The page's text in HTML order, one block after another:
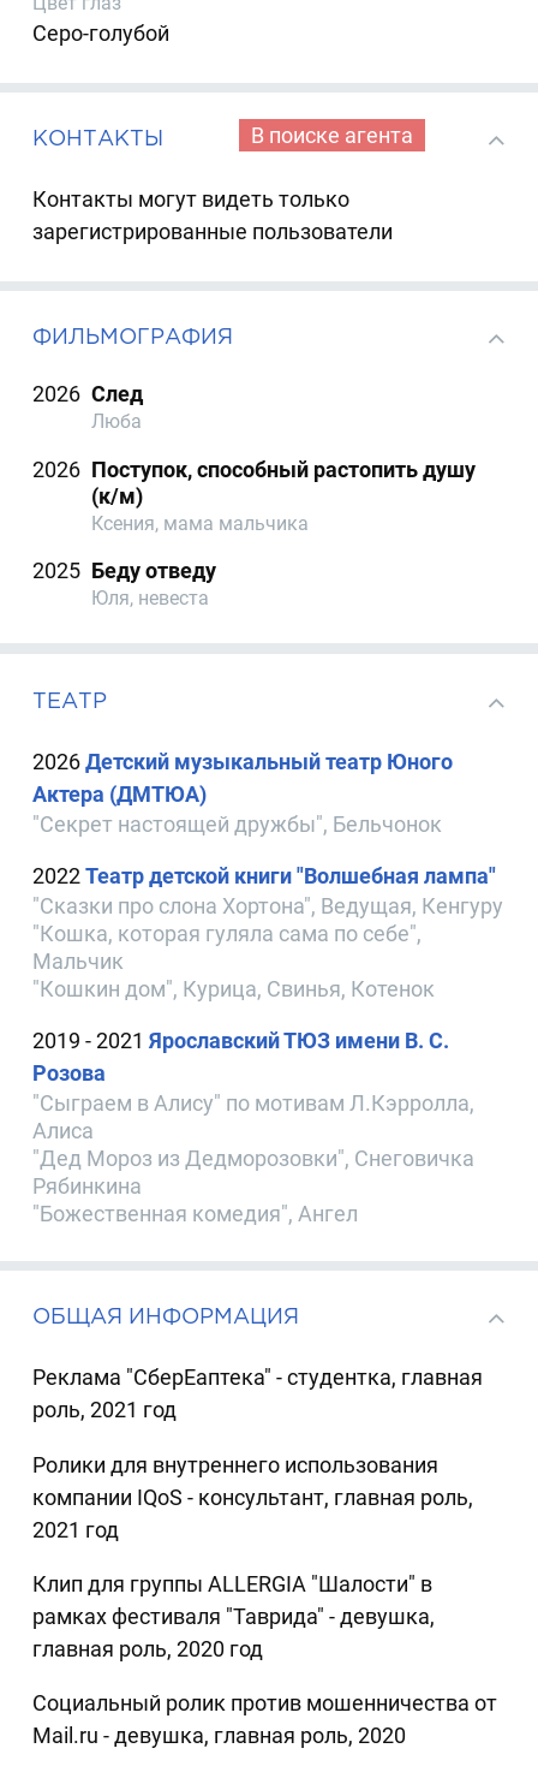
Серо-голубой
КОНТАКТЫ В поиске агента
Контакты могут видеть только
зарегистрированные пользователи
ФИЛЬМОГРАФИЯ
2026 След
Люба
2026 Поступок, способный растопить душу
(к/м)
Ксения, мама мальчика
2025 Беду отведу
Юля, невеста
ТЕАТР
2026Детский музыкальный театр Юного
Актера (ДМТЮА)
"Секрет настоящей дружбы", Бельчонок
2022Театр детской книги "Волшебная лампа"
"Сказки про слона Хортона", Ведущая, Кенгуру
"Кошка, которая гуляла сама по себе",
Мальчик
"Кошкин дом", Курица, Свинья, Котенок
2019 - 2021Ярославский ТЮЗ имени В. С.
Розова
"Сыграем в Алису" по мотивам Л.Кэрролла,
Алиса
"Дед Мороз из Дедморозовки", Снеговичка
Рябинкина
"Божественная комедия", Ангел
ОБЩАЯ ИНФОРМАЦИЯ
Реклама "СберЕаптека" - студентка, главная
роль, 2021 год
Ролики для внутреннего использования
компании IQoS - консультант, главная роль,
2021 год
Клип для группы ALLERGIA "Шалости" в
рамках фестиваля "Таврида" - девушка,
главная роль, 2020 год
Социальный ролик против мошенничества от
Mail.ru - девушка, главная роль, 2020